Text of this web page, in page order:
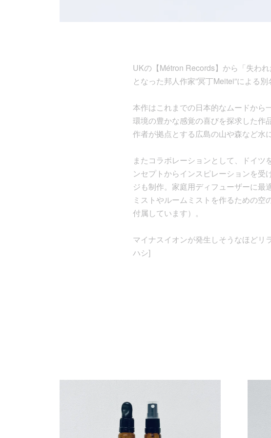
UKの【Métron Records】から「失わ
となった邦人作家”冥丁Meitei”による別
本作はこれまでの日本的なムードから
環境の豊かな感覚の喜びを探求した作
作者が拠点とする広島の山や森など水
またコラボレーションとして、ドイツ
ンセプトからインスピレーションを
ジも制作。家庭用ディフューザーに最
ミストやルームミストを作るための
付属しています）。
マイナスイオンが発生しそうなほど
ハシ]